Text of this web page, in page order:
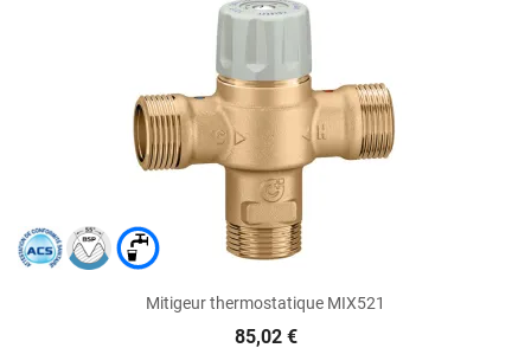
Mitigeur thermostatique MIX521
85,02 €